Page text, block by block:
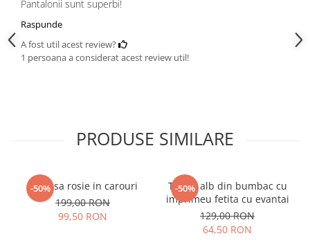
Pantalonii sunt superbi!
Raspunde
A fost util acest review?
1 persoana a considerat acest review util!
PRODUSE SIMILARE
-50%
Camasa rosie in carouri
199,00 RON
99,50 RON
-50%
Tricou alb din bumbac cu
imprimeu fetita cu evantai
129,00 RON
64,50 RON